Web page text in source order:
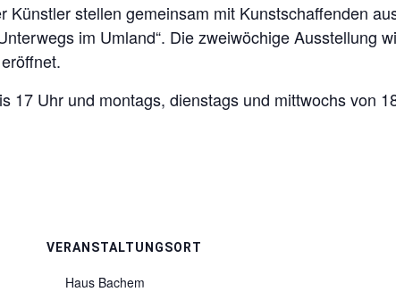
Künstler stellen gemeinsam mit Kunstschaffenden
im Umland“. Die zweiwöchige Ausstellung
17 Uhr und montags, dienstags und mittwochs von
VERANSTALTUNGSORT
Haus Bachem